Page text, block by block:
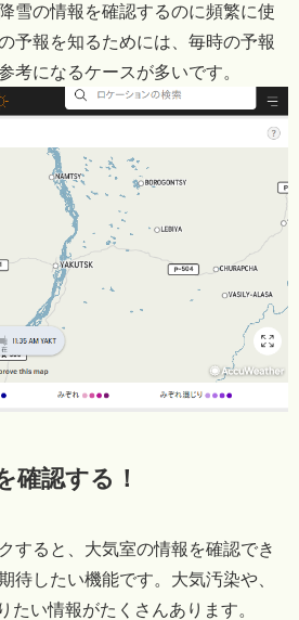
雪の情報を確認するのに頻繁に使
予報を知るためには、毎時の予報
考になるケースが多いです。
確認する！
すると、大気室の情報を確認でき
待したい機能です。大気汚染や、
たい情報がたくさんあります。